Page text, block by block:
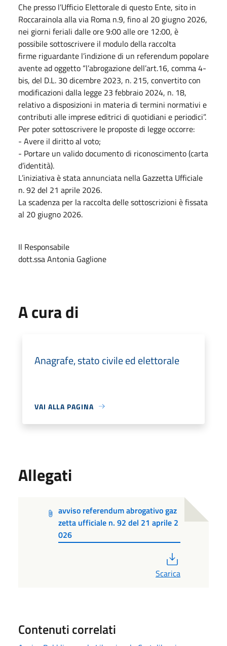
Che presso l’Ufficio Elettorale di questo Ente, sito in
Roccarainola alla via Roma n.9, fino al 20 giugno 2026,
nei giorni feriali dalle ore 9:00 alle ore 12:00, è
possibile sottoscrivere il modulo della raccolta
firme riguardante l’indizione di un referendum popolare
avente ad oggetto “l’abrogazione dell’art.16, comma 4-
bis, del D.L. 30 dicembre 2023, n. 215, convertito con
modificazioni dalla legge 23 febbraio 2024, n. 18,
relativo a disposizioni in materia di termini normativi e
contributi alle imprese editrici di quotidiani e periodici”.
Per poter sottoscrivere le proposte di legge occorre:
- Avere il diritto al voto;
- Portare un valido documento di riconoscimento (carta
d’identità).
L’iniziativa è stata annunciata nella Gazzetta Ufficiale
n. 92 del 21 aprile 2026.
La scadenza per la raccolta delle sottoscrizioni è fissata
al 20 giugno 2026.
Il Responsabile
dott.ssa Antonia Gaglione
A cura di
Anagrafe, stato civile ed elettorale
VAI ALLA PAGINA
Allegati
avviso referendum abrogativo gaz
zetta ufficiale n. 92 del 21 aprile 2
026
Scarica
Contenuti correlati